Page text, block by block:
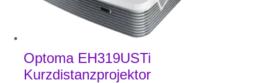
Optoma EH319USTi
Kurzdistanzprojektor